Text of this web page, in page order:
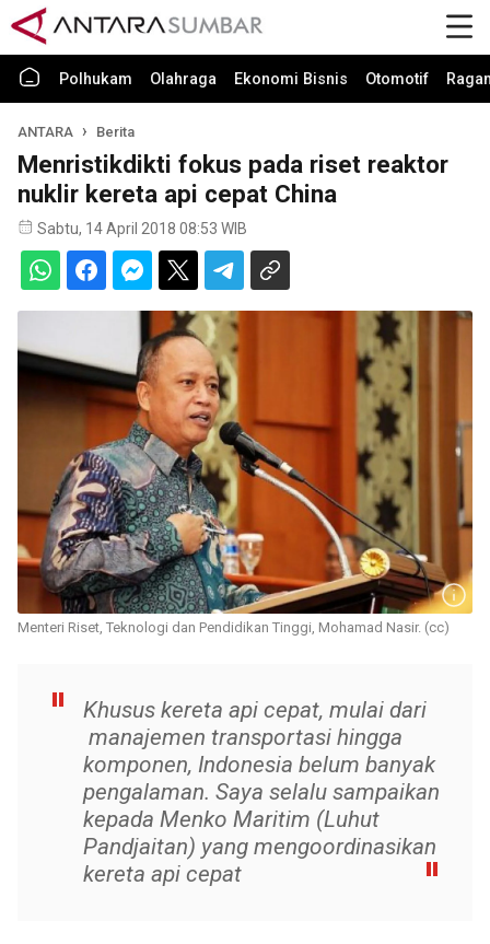
Polhukam Olahraga Ekonomi Bisnis Otomotif
ANTARA Berita
Menristikdikti fokus pada riset reaktor
nuklir kereta api cepat China
Sabtu, 14 April 2018 08:53 WIB
Menteri Riset, Teknologi dan Pendidikan Tinggi, Mohamad Nasir. (cc)
Khusus kereta api cepat, mulai dari
manajemen transportasi hingga
komponen, Indonesia belum banyak
pengalaman. Saya selalu sampaikan
kepada Menko Maritim (Luhut
Pandjaitan) yang mengoordinasikan
kereta api cepat